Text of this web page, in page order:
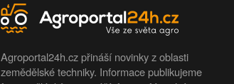
Agroportal24h.cz přináší novinky z oblasti
zemědělské techniky. Informace publikujeme